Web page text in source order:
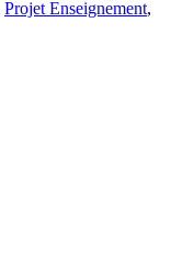
Projet Enseignement,